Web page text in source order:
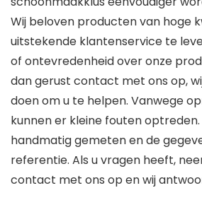
Wij beloven producten van hoge
uitstekende klantenservice te
of ontevredenheid over onze
dan gerust contact met ons op,
doen om u te helpen. Vanwege
kunnen er kleine fouten
handmatig gemeten en de
referentie. Als u vragen heeft,
contact met ons op en wij